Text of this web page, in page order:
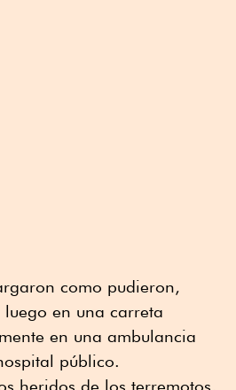
como pudieron,
en una carreta
en una ambulancia
público.
heridos de los terremotos,